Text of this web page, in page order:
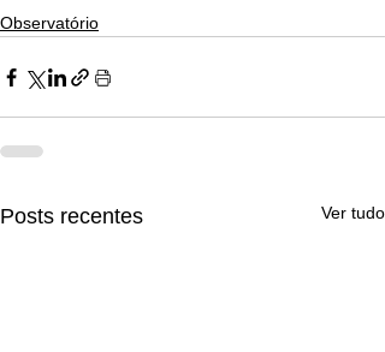
Observatório
Posts recentes Ver tudo